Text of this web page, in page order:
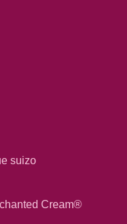
suizo
Cream®